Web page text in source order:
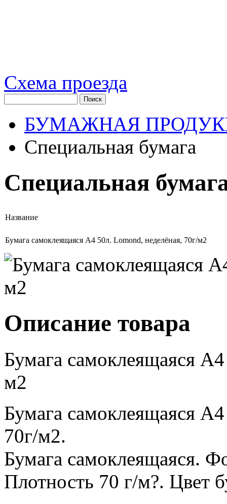
Схема проезда
БУМАЖНАЯ
Специальная бумага
Специальная
Название
Бумага самоклеящаяся А4 50л. Lomond, неделёная, 70г/м2
Описание товара
Бумага самоклеящаяся
м2
Бумага самоклеящаяся
70г/м2.
Бумага самоклеящаяся.
Плотность 70 г/м?. Цвет